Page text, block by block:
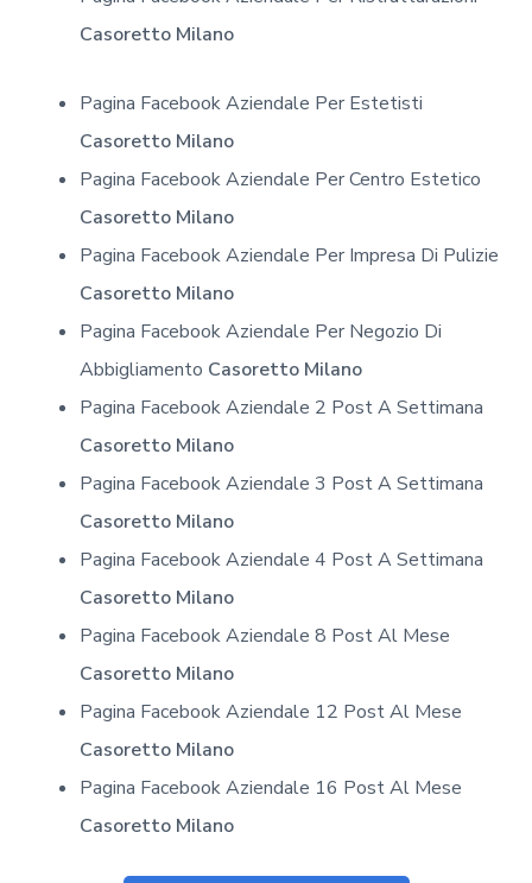
Casoretto Milano
Pagina Facebook Aziendale Per Estetisti
Casoretto Milano
Pagina Facebook Aziendale Per Centro Estetico
Casoretto Milano
Pagina Facebook Aziendale Per Impresa Di Pulizie
Casoretto Milano
Pagina Facebook Aziendale Per Negozio Di
Abbigliamento Casoretto Milano
Pagina Facebook Aziendale 2 Post A Settimana
Casoretto Milano
Pagina Facebook Aziendale 3 Post A Settimana
Casoretto Milano
Pagina Facebook Aziendale 4 Post A Settimana
Casoretto Milano
Pagina Facebook Aziendale 8 Post Al Mese
Casoretto Milano
Pagina Facebook Aziendale 12 Post Al Mese
Casoretto Milano
Pagina Facebook Aziendale 16 Post Al Mese
Casoretto Milano